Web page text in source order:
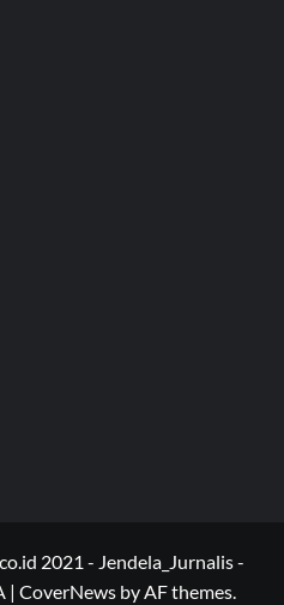
2021 - Jendela_Jurnalis -
| CoverNews by AF themes.